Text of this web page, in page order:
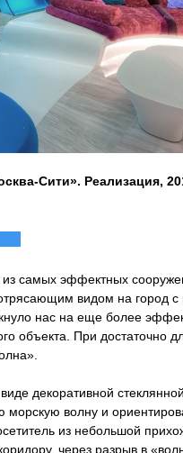
Сити». Реализация,
самых эффектных
видом на город с
нас на еще более
объекта. При достаточно
декоративной
морскую волну и
из небольшой
через разрыв в